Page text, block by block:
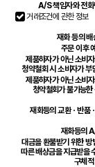
A/S 책임자와 전화
거래조건에 관한 정보
재화 등의 배
주문 이후
제품하자가 아닌 소비
청약철회 시 소비자가 부
제품하자가 아닌 소비
청약철회가 불가능
재화등의 교환ㆍ반품
재화등의
대금을 환불받기 위한 방
따른 배상금을 지급받을
구체